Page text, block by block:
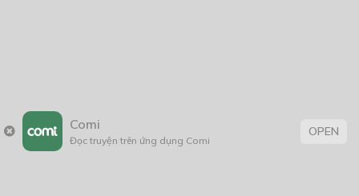
Trang chủ Về chúng tôi
Comi
Đọc truyện trên ứng dụng Comi
OPEN